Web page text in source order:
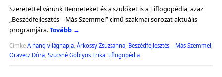
Szeretettel várunk Benneteket és a szülőket is a Tiflogopédia, azaz
„Beszédfejlesztés – Más Szemmel” című szakmai sorozat aktuális
programjára.Tovább →
Címke A hang világnapja, Árkossy Zsuzsanna, Beszédfejlesztés – Más Szemmel ,
Oravecz Dóra, Szücsné Göblyös Erika, tiflogopédia